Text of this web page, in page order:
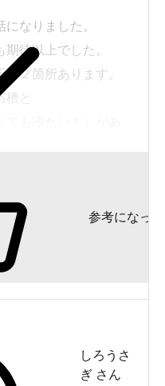
なりました。
待以上でした。
２箇所あります。
槽と
ナトリウム泉では類
しょう。
らぎを聞きながら浸
でした。おいしくい
参考になった
しろうさ
ぎ さん